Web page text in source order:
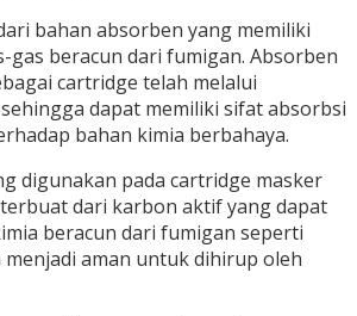
bahan absorben yang memiliki
gas beracun dari fumigan. Absorben
cartridge telah melalui
dapat memiliki sifat absorbsi
bahan kimia berbahaya.
digunakan pada cartridge masker
dari karbon aktif yang dapat
beracun dari fumigan seperti
aman untuk dihirup oleh